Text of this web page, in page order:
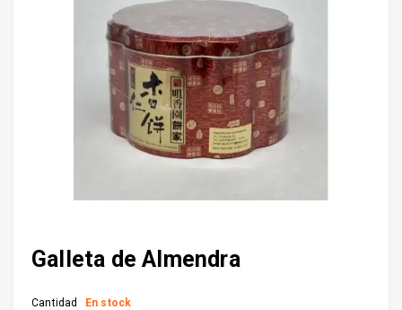
Galleta de Almendra
Cantidad En stock